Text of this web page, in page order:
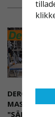
Läs här
DEROME
"SÄKERHET